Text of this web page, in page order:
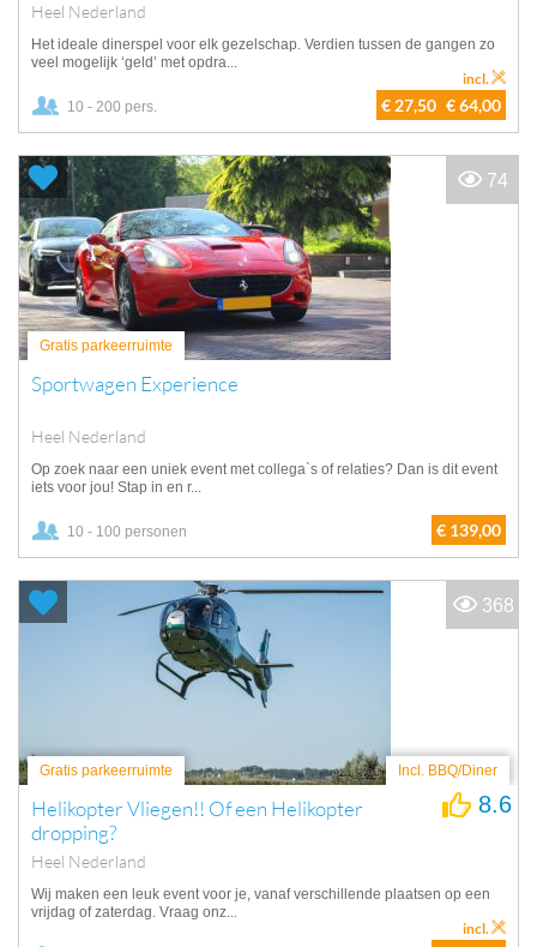
Heel Nederland
Het ideale dinerspel voor elk gezelschap. Verdien tussen de gangen zo
veel mogelijk ‘geld’ met opdra...
10 - 200 pers. € 27,50 € 64,00
incl.
Gratis parkeerruimte
Sportwagen Experience
Heel Nederland
Op zoek naar een uniek event met collega`s of relaties? Dan is dit event
iets voor jou! Stap in en r...
10 - 100 personen € 139,00
74
Gratis parkeerruimte Incl. BBQ/Diner
Helikopter Vliegen!! Of een Helikopter
dropping?
Heel Nederland
8.6
Wij maken een leuk event voor je, vanaf verschillende plaatsen op een
vrijdag of zaterdag. Vraag onz...
incl.
368